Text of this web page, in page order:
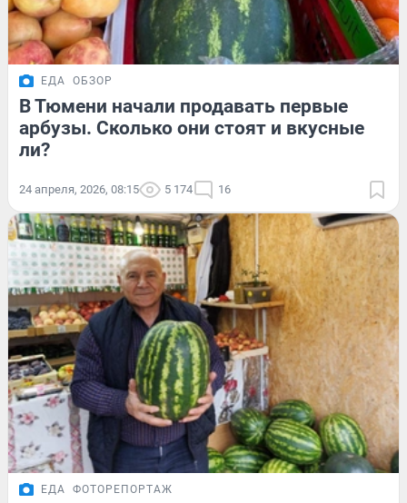
ЕДА ОБЗОР
В Тюмени начали продавать первые
арбузы. Сколько они стоят и вкусные
ли?
24 апреля, 2026, 08:15 5 174 16
ЕДА ФОТОРЕПОРТАЖ